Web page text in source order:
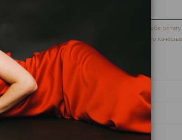
Примите во внимание, что клиент берет на себя оплату
доставки возвращаемых товаров надлежащего качества
из категории Sample sale.
ОБМЕРЫ
СОСТАВ
УХОД ЗА ТОВАРОМ